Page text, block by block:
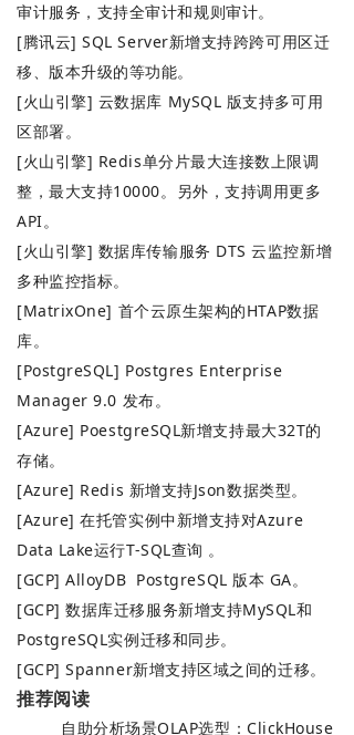
审计服务，支持全审计和规则审计。
[腾讯云] SQL Server新增支持跨跨可用区迁
移、版本升级的等功能。
[火山引擎] 云数据库 MySQL 版支持多可用
区部署。
[火山引擎] Redis单分片最大连接数上限调
整，最大支持10000。另外，支持调用更多
API。
[火山引擎] 数据库传输服务 DTS 云监控新增
多种监控指标。
[MatrixOne] 首个云原生架构的HTAP数据
库。
[PostgreSQL] Postgres Enterprise
Manager 9.0 发布。
[Azure] PoestgreSQL新增支持最大32T的
存储。
[Azure] Redis 新增支持Json数据类型。
[Azure] 在托管实例中新增支持对Azure
Data Lake运行T-SQL查询 。
[GCP] AlloyDB PostgreSQL 版本 GA。
[GCP] 数据库迁移服务新增支持MySQL和
PostgreSQL实例迁移和同步。
[GCP] Spanner新增支持区域之间的迁移。
推荐阅读
自助分析场景OLAP选型：ClickHouse